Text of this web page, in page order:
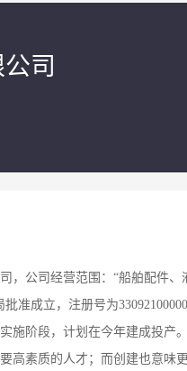
司
，公司经营范围：“船舶配件
准成立，注册号为
施阶段，计划在今年建成投产
高素质的人才；而创建也意味